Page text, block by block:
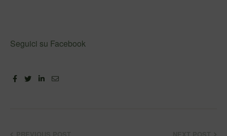
Seguici su Facebook
FacebookTwitterLinkedin
Email